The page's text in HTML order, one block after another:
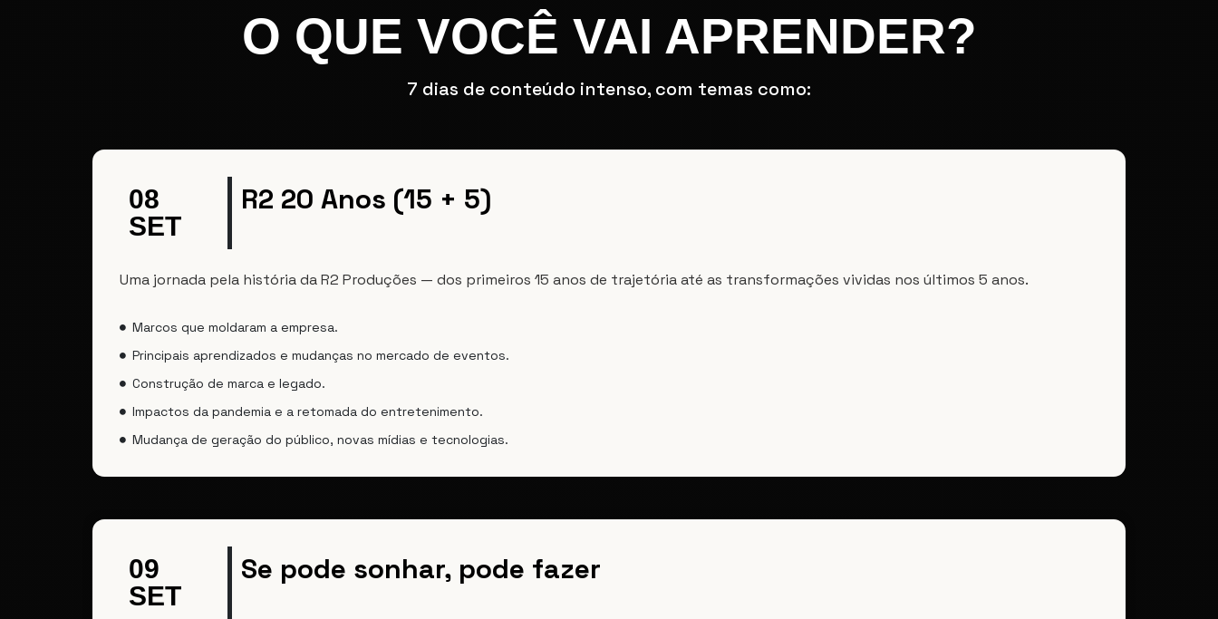
O QUE VOCÊ VAI APRENDER?
7 dias de conteúdo intenso, com temas como:
08
SET
R2 20 Anos (15 + 5)
Uma jornada pela história da R2 Produções — dos primeiros 15 anos de trajetória até as transformações vividas nos últimos 5 anos.
Marcos que moldaram a empresa.
Principais aprendizados e mudanças no mercado de eventos.
Construção de marca e legado.
Impactos da pandemia e a retomada do entretenimento.
Mudança de geração do público, novas mídias e tecnologias.
09
SET
Se pode sonhar, pode fazer